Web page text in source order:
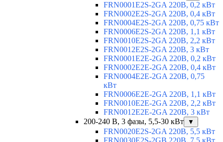
FRN0001E2S-2GA 220В, 0,2 кВт
FRN0002E2S-2GA 220В, 0,4 кВт
FRN0004E2S-2GA 220В, 0,75 кВт
FRN0006E2S-2GA 220В, 1,1 кВт
FRN0010E2S-2GA 220В, 2,2 кВт
FRN0012E2S-2GA 220В, 3 кВт
FRN0001E2E-2GA 220В, 0,2 кВт
FRN0002E2E-2GA 220В, 0,4 кВт
FRN0004E2E-2GA 220В, 0,75
кВт
FRN0006E2E-2GA 220В, 1,1 кВт
FRN0010E2E-2GA 220В, 2,2 кВт
FRN0012E2E-2GA 220В, 3 кВт
200-240 В, 3 фазы, 5,5-30 кВт
▼
FRN0020E2S-2GA 220В, 5,5 кВт